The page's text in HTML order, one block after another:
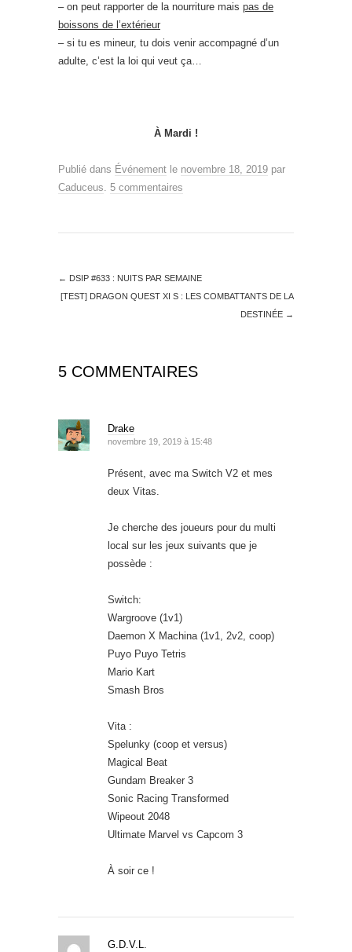
– on peut rapporter de la nourriture mais pas de
boissons de l’extérieur
– si tu es mineur, tu dois venir accompagné d’un
adulte, c’est la loi qui veut ça…
À Mardi !
Publié dans Événement le novembre 18, 2019 par
Caduceus. 5 commentaires
← DSIP #633 : NUITS PAR SEMAINE
[TEST] DRAGON QUEST XI S : LES COMBATTANTS DE LA
DESTINÉE →
5 COMMENTAIRES
Drake
novembre 19, 2019 à 15:48
Présent, avec ma Switch V2 et mes
deux Vitas.
Je cherche des joueurs pour du multi
local sur les jeux suivants que je
possède :
Switch:
Wargroove (1v1)
Daemon X Machina (1v1, 2v2, coop)
Puyo Puyo Tetris
Mario Kart
Smash Bros
Vita :
Spelunky (coop et versus)
Magical Beat
Gundam Breaker 3
Sonic Racing Transformed
Wipeout 2048
Ultimate Marvel vs Capcom 3
À soir ce !
G.D.V.L.